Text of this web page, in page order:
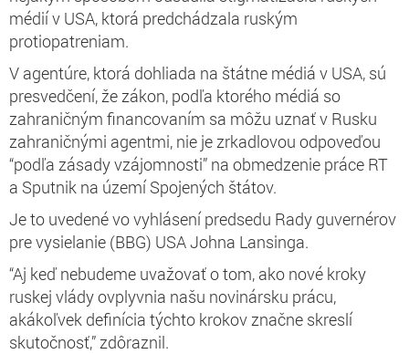
médií v USA, ktorá predchádzala ruským
protiopatreniam.
V agentúre, ktorá dohliada na štátne médiá v USA, sú
presvedčení, že zákon, podľa ktorého médiá so
zahraničným financovaním sa môžu uznať v Rusku
zahraničnými agentmi, nie je zrkadlovou odpoveďou
“podľa zásady vzájomnosti” na obmedzenie práce RT
a Sputnik na území Spojených štátov.
Je to uvedené vo vyhlásení predsedu Rady guvernérov
pre vysielanie (BBG) USA Johna Lansinga.
“Aj keď nebudeme uvažovať o tom, ako nové kroky
ruskej vlády ovplyvnia našu novinársku prácu,
akákoľvek definícia týchto krokov značne skreslí
skutočnosť,” zdôraznil.